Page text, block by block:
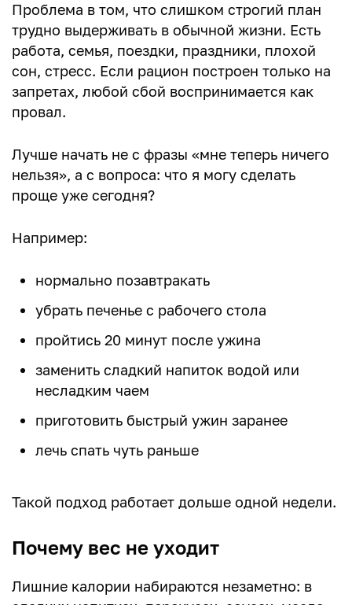
Проблема в том, что слишком строгий план
трудно выдерживать в обычной жизни. Есть
работа, семья, поездки, праздники, плохой
сон, стресс. Если рацион построен только на
запретах, любой сбой воспринимается как
провал.
Лучше начать не с фразы «мне теперь ничего
нельзя», а с вопроса: что я могу сделать
проще уже сегодня?
Например:
нормально позавтракать
убрать печенье с рабочего стола
пройтись 20 минут после ужина
заменить сладкий напиток водой или
несладким чаем
приготовить быстрый ужин заранее
лечь спать чуть раньше
Такой подход работает дольше одной недели.
Почему вес не уходит
Лишние калории набираются незаметно: в